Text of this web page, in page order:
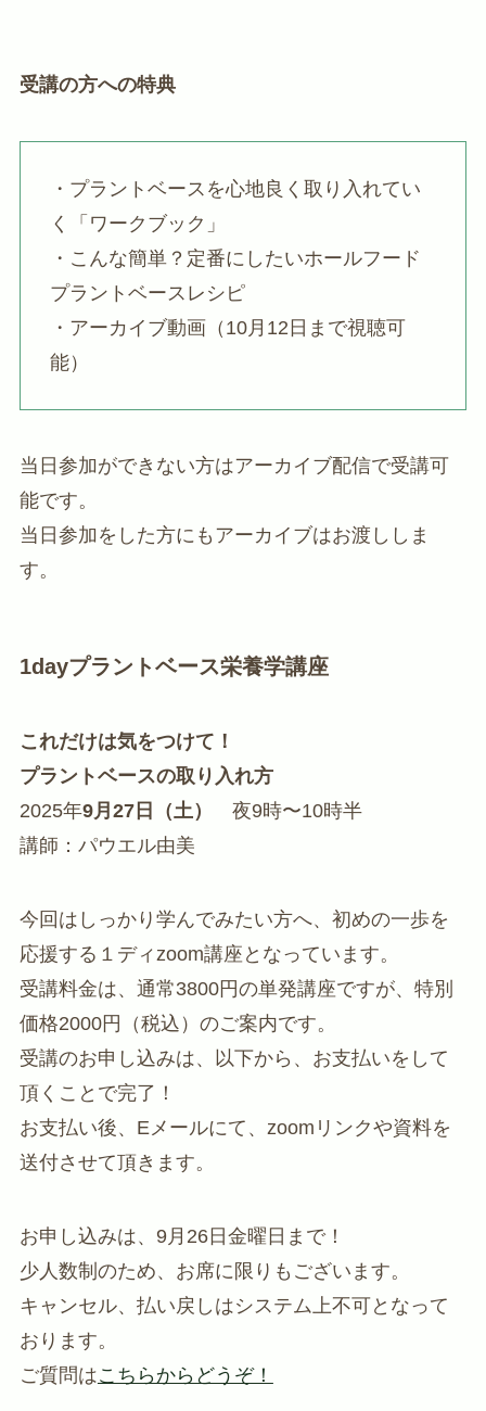
受講の方への特典
・プラントベースを心地良く取り入れてい
く「ワークブック」
・こんな簡単？定番にしたいホールフード
プラントベースレシピ
・アーカイブ動画（10月12日まで視聴可
能）
当日参加ができない方はアーカイブ配信で受講可
能です。
当日参加をした方にもアーカイブはお渡ししま
す。
1dayプラントベース栄養学講座
これだけは気をつけて！
プラントベースの取り入れ方
2025年9月27日（土） 夜9時〜10時半
講師：パウエル由美
今回はしっかり学んでみたい方へ、初めの一歩を
応援する１ディzoom講座となっています。
受講料金は、通常3800円の単発講座ですが、特別
価格2000円（税込）のご案内です。
受講のお申し込みは、以下から、お支払いをして
頂くことで完了！
お支払い後、Eメールにて、zoomリンクや資料を
送付させて頂きます。
お申し込みは、9月26日金曜日まで！
少人数制のため、お席に限りもございます。
キャンセル、払い戻しはシステム上不可となって
おります。
ご質問はこちらからどうぞ！